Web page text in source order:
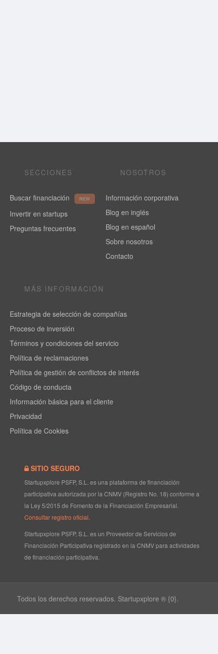
SECCIONES
Buscar financiación NEW
Invertir en startups
Preguntas frecuentes
NOSOTROS
Información corporativa
Blog en inglés
Blog en español
Sobre nosotros
Contacto
MÁS INFORMACIÓN
Estrategia de selección de compañías
Proceso de inversión
Términos y condiciones del servicio
Política de reclamaciones
Política de gestión de conflictos de interés
Código de conducta
Información básica para el cliente
Privacidad
Política de Cookies
SITIO SEGURO
Startupxplore PSFP, S.L. es una plataforma de financiación
participativa autorizada por la CNMV (Registro No. 18) conforme a
la Ley 5/2015 de Fomento de la Financiación Empresarial.
Consultar registro oficial
Startupxplore PSFP, S.L. es un Proveedor de Servicios de
Financiación Participativa registrado en la CNMV para actividades
de financiación participativa.
Todos los derechos reservados. Startupxplore ® {0}.